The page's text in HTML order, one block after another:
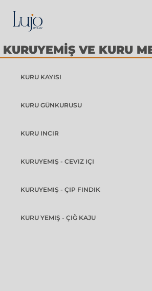
KURUYEMİŞ VE KURU
KURU KAYISI
KURU GÜNKURUSU
KURU INCIR
KURUYEMIŞ - CEVIZ IÇI
KURUYEMIŞ - ÇIP FINDIK
KURU YEMIŞ - ÇIĞ KAJU